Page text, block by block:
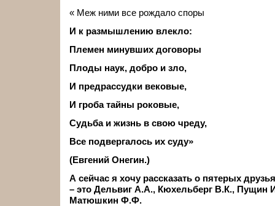
« Меж ними все рождало споры
И к размышлению влекло:
Племен минувших договоры
Плоды наук, добро и зло,
И предрассудки вековые,
И гроба тайны роковые,
Судьба и жизнь в свою чреду,
Все подвергалось их суду»
(Евгений Онегин.)
А сейчас я хочу рассказать о пятерых
– это Дельвиг А.А., Кюхельберг В.К., Пущин
Матюшкин Ф.Ф.